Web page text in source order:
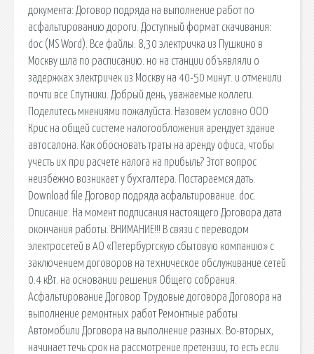
документа: Договор подряда на выполнение работ по
асфальтированию дороги. Доступный формат скачивания:
doc (MS Word). Все файлы. 8,30 электричка из Пушкино в
Москву шла по расписанию. но на станции объявляли о
задержках электричек из Москву на 40-50 минут. и отменили
почти все Спутники. Добрый день, уважаемые коллеги.
Поделитесь мнениями пожалуйста. Назовем условно ООО
Крис на общей системе налогообложения арендует здание
автосалона. Как обосновать траты на аренду офиса, чтобы
учесть их при расчете налога на прибыль? Этот вопрос
неизбежно возникает у бухгалтера. Постараемся дать.
Download file Договор подряда асфальтирование. doc.
Описание: На момент подписания настоящего Договора дата
окончания работы. ВНИМАНИЕ!!! В связи с переводом
электросетей в АО «Петербургскую сбытовую компанию» с
заключением договоров на техническое обслуживание сетей
0.4 кВт. на основании решения Общего собрания.
Асфальтирование Договор Трудовые договора Договора на
выполнение ремонтных работ Ремонтные работы
Автомобили Договора на выполнение разных. Во-вторых,
начинает течь срок на рассмотрение претензии, то есть если